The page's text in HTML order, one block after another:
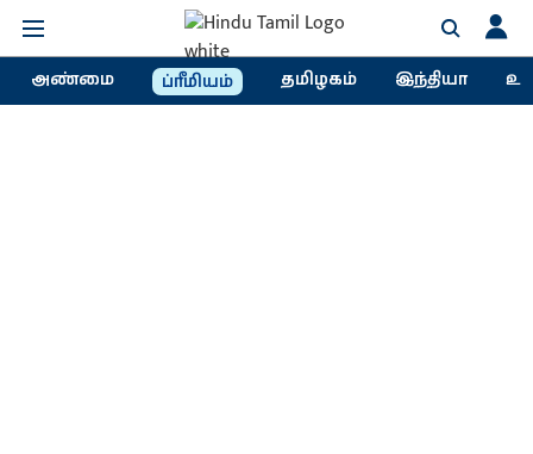
அண்மை ப்ரீமியம் தமிழகம் இந்தியா